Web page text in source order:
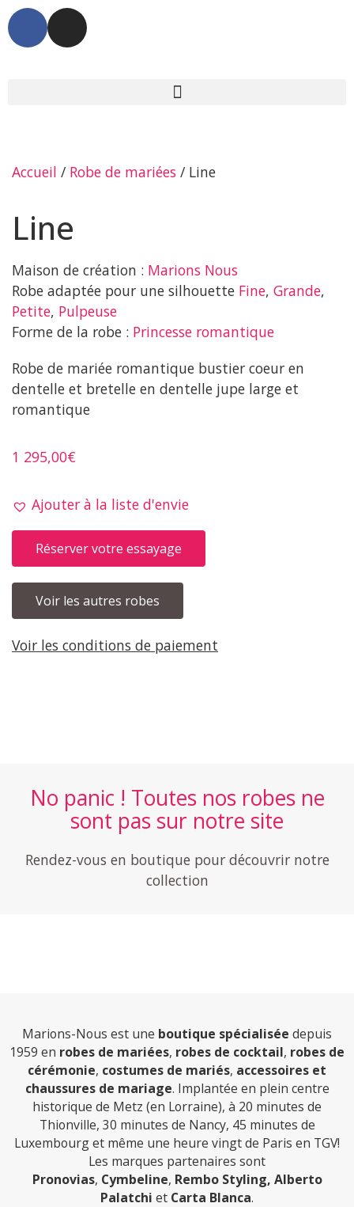
Accueil / Robe de mariées / Line
Line
Maison de création : Marions Nous
Robe adaptée pour une silhouette Fine, Grande,
Petite, Pulpeuse
Forme de la robe : Princesse romantique
Robe de mariée romantique bustier coeur en
dentelle et bretelle en dentelle jupe large et
romantique
1 295,00€
Ajouter à la liste d'envie
Réserver votre essayage
Voir les autres robes
Voir les conditions de paiement
No panic ! Toutes nos robes ne
sont pas sur notre site
Rendez-vous en boutique pour découvrir notre
collection
Marions-Nous est une boutique spécialisée depuis
1959 en robes de mariées, robes de cocktail, robes de
cérémonie, costumes de mariés, accessoires et
chaussures de mariage. Implantée en plein centre
historique de Metz (en Lorraine), à 20 minutes de
Thionville, 30 minutes de Nancy, 45 minutes de
Luxembourg et même une heure vingt de Paris en TGV!
Les marques partenaires sont
Pronovias, Cymbeline, Rembo Styling, Alberto
Palatchi et Carta Blanca.